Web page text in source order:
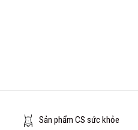
Sản phẩm CS sức khỏe